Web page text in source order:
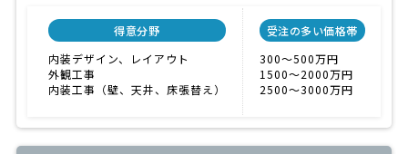
得意分野
内装デザイン、レイアウト
外観工事
内装工事（壁、天井、床張替え）
受注の多い価格帯
300〜500万円
1500〜2000万円
2500〜3000万円